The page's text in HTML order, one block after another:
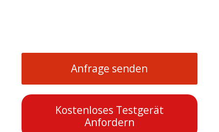
Anfrage senden
Kostenloses Testgerät
Anfordern